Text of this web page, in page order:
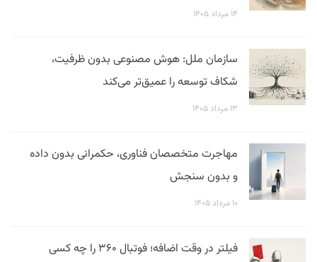
۱۴ مرداد ۱۴۰۵
سازمان ملل: هوش مصنوعی بدون ظرفیت،
شکاف توسعه را عمیق‌تر می‌کند
۱۳ مرداد ۱۴۰۵
مهاجرت متخصصان فناوری، حکمرانی بدون داده
و بدون سنجش
۱۰ مرداد ۱۴۰۵
فیلتر در وقت اضافه؛ فوتبال ۳۶۰ را چه کسی